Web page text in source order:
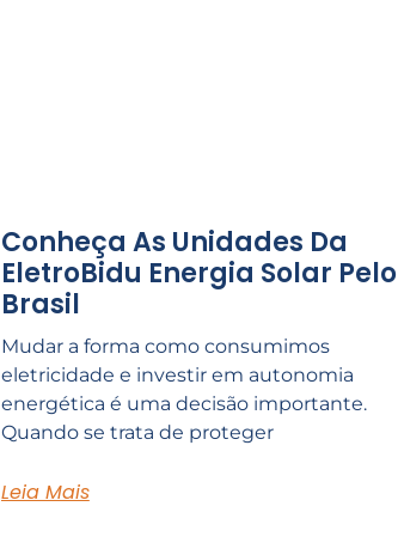
Conheça As Unidades Da
EletroBidu Energia Solar Pelo
Brasil
Mudar a forma como consumimos
eletricidade e investir em autonomia
energética é uma decisão importante.
Quando se trata de proteger
Leia Mais